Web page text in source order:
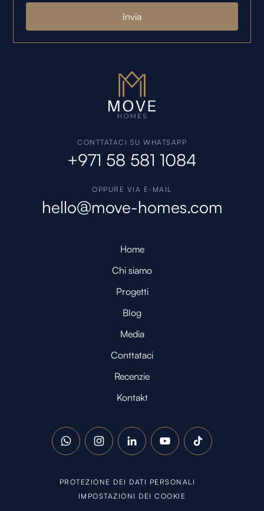
CONTTATACI SU WHATSAPP
+971 58 581 1084
OPPURE VIA E-MAIL
hello@move-homes.com
Home
Chi siamo
Progetti
Blog
Media
Conttataci
Recenzie
Kontakt
WhatsAppInstagramLinkedInYouTubeTikTok
PROTEZIONE DEI DATI PERSONALI
IMPOSTAZIONI DEI COOKIE